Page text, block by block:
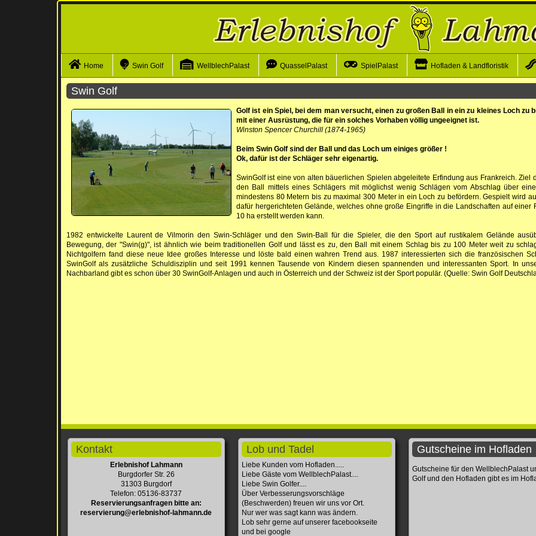
Navigation überspringen
Home
Swin Golf WellblechPalast QuasselPalast SpielPalast Hofladen & Landfloristik
Swin Golf
Golf ist ein Spiel, bei dem man versucht, einen zu großen Ball in ein zu kleines Loch zu
mit einer Ausrüstung, die für ein solches Vorhaben völlig ungeeignet ist.
Winston Spencer Churchill (1874-1965)
Beim Swin Golf sind der Ball und das Loch um einiges größer !
Ok, dafür ist der Schläger sehr eigenartig.
SwinGolf ist eine von alten bäuerlichen Spielen abgeleitete Erfindung aus Frankreich. Ziel
den Ball mittels eines Schlägers mit möglichst wenig Schlägen vom Abschlag über
mindestens 80 Metern bis zu maximal 300 Meter in ein Loch zu befördern. Gespielt wird
dafür hergerichteten Gelände, welches ohne große Eingriffe in die Landschaften auf einer
10 ha erstellt werden kann.
1982 entwickelte Laurent de Vilmorin den Swin-Schläger und den Swin-Ball für die Spieler, die den Sport auf rustikalem Gelände
Bewegung, der "Swin(g)", ist ähnlich wie beim traditionellen Golf und lässt es zu, den Ball mit einem Schlag bis zu 100 Meter weit zu
Nichtgolfern fand diese neue Idee großes Interesse und löste bald einen wahren Trend aus. 1987 interessierten sich die französischen
SwinGolf als zusätzliche Schuldisziplin und seit 1991 kennen Tausende von Kindern diesen spannenden und interessanten Sport. In
Nachbarland gibt es schon über 30 SwinGolf-Anlagen und auch in Österreich und der Schweiz ist der Sport populär. (Quelle: Swin Golf
Kontakt
Erlebnishof Lahmann
Burgdorfer Str. 26
31303 Burgdorf
Telefon: 05136-83737
Reservierungsanfragen bitte an:
reservierung@erlebnishof-lahmann.de
Lob und Tadel
Liebe Kunden vom Hofladen.....
Liebe Gäste vom WellblechPalast....
Liebe Swin Golfer....
Über Verbesserungsvorschläge
(Beschwerden) freuen wir uns vor Ort.
Nur wer was sagt kann was ändern.
Lob sehr gerne auf unserer facebookseite
und bei google
Gutscheine im Hofladen
Gutscheine für den WellblechPalast
Golf und den Hofladen gibt es im